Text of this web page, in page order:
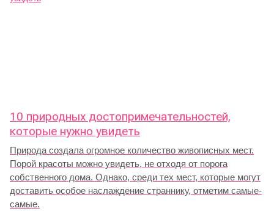
10 природных достопримечательностей,
которые нужно увидеть
Природа создала огромное количество живописных мест.
Порой красоты можно увидеть, не отходя от порога
собственного дома. Однако, среди тех мест, которые могут
доставить особое наслаждение страннику, отметим самые-
самые.